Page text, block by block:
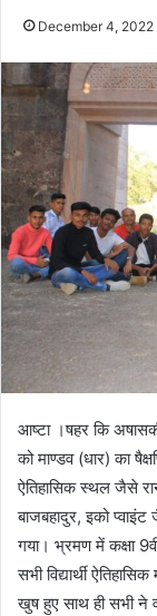
December 4, 2022
आष्टा ।षहर कि
को माण्डव (धार) का
ऐतिहासिक स्थल जैसे
बाजबहादुर, इको
गया। भ्रमण में कक्षा
सभी विद्यार्थी
खुष हुए साथ ही सभी ने